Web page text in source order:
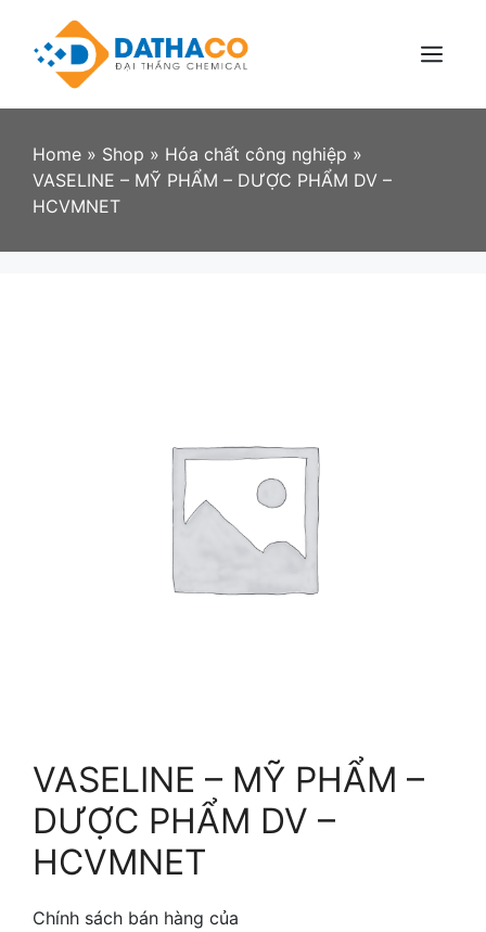
content
Menu
Home » Shop » Hóa chất công nghiệp »
VASELINE – MỸ PHẨM – DƯỢC PHẨM DV –
HCVMNET
VASELINE – MỸ PHẨM –
DƯỢC PHẨM DV –
HCVMNET
Chính sách bán hàng của